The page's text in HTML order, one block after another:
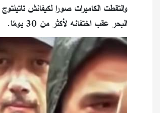
والتقطت الكاميرات صورا لكيفانش
البحر عقب اختفائه لأكثر من 30 يومًا.